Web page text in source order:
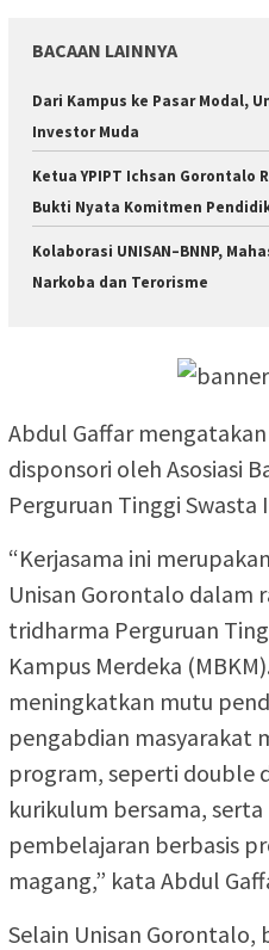
BACAAN LAINNYA
Dari Kampus ke Pasar Modal,
Investor Muda
Ketua YPIPT Ichsan Gorontalo
Bukti Nyata Komitmen
Kolaborasi UNISAN–BNNP,
Narkoba dan Terorisme
Abdul Gaffar
disponsori oleh Asosiasi
Perguruan Tinggi Swasta
“Kerjasama ini
Unisan Gorontalo dalam
tridharma Perguruan
Kampus Merdeka
meningkatkan mutu
pengabdian masyarakat
program, seperti double
kurikulum bersama,
pembelajaran berbasis
magang,” kata Abdul
Selain Unisan Gorontalo,